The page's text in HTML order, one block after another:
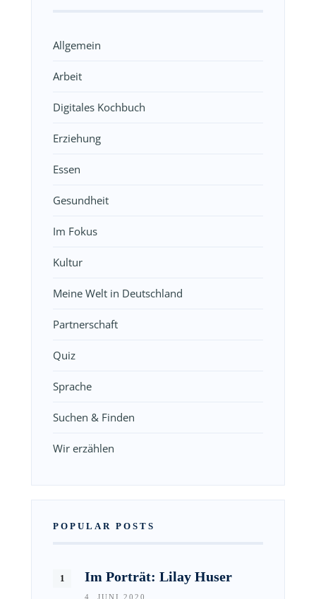
Allgemein
Arbeit
Digitales Kochbuch
Erziehung
Essen
Gesundheit
Im Fokus
Kultur
Meine Welt in Deutschland
Partnerschaft
Quiz
Sprache
Suchen & Finden
Wir erzählen
POPULAR POSTS
Im Porträt: Lilay Huser
4. JUNI 2020